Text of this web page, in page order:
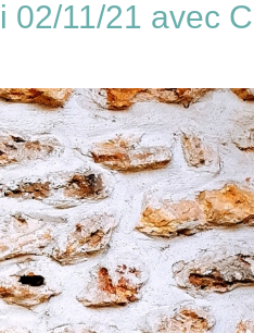
02/11/21 avec